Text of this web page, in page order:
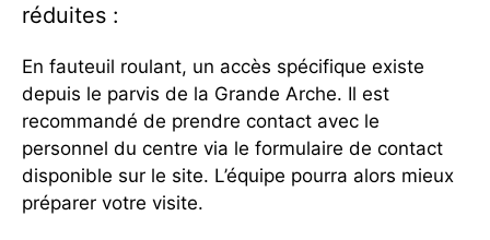
réduites :
En fauteuil roulant, un accès spécifique existe
depuis le parvis de la Grande Arche. Il est
recommandé de prendre contact avec le
personnel du centre via le formulaire de contact
disponible sur le site. L’équipe pourra alors mieux
préparer votre visite.